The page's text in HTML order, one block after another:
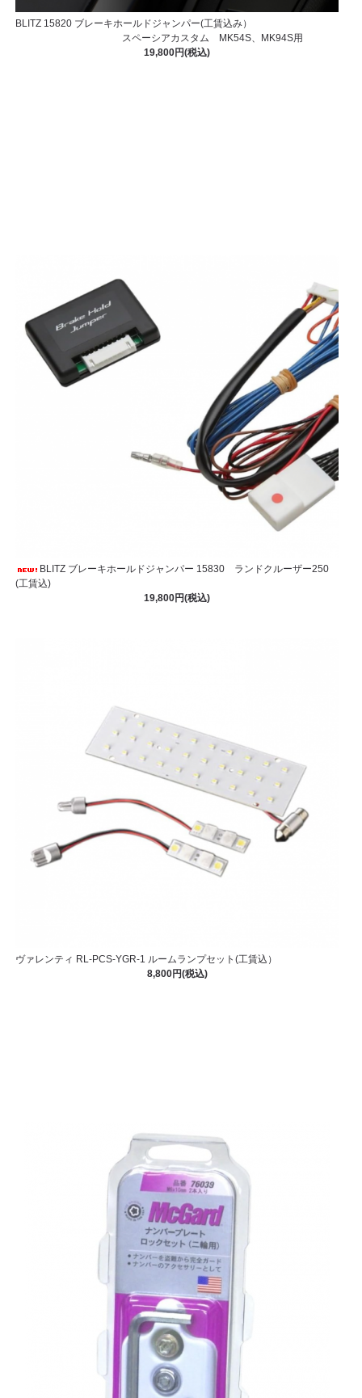
BLITZ 15820 ブレーキホールドジャンパー(工賃込み）
スペーシアカスタム MK54S、MK94S用
19,800円(税込)
BLITZ ブレーキホールドジャンパー 15830 ランドクルーザー250
(工賃込)
19,800円(税込)
ヴァレンティ RL-PCS-YGR-1 ルームランプセット(工賃込）
8,800円(税込)